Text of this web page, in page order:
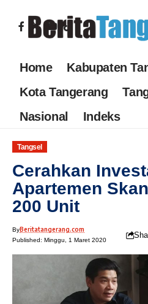
Home
Kabupaten
Kota Tangerang
Nasional
Indeks
Tangsel
Cerahkan
Apartemen
200 Unit
ByBeritatangerang.com
Published: Minggu, 1 Maret 2020